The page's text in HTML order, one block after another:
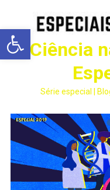
Abrir a barra
Ciência
Série especial |